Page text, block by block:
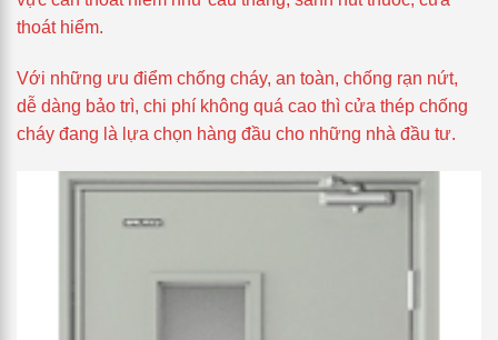
thoát hiểm.
Với những ưu điểm chống cháy, an toàn, chống rạn nứt,
dễ dàng bảo trì, chi phí không quá cao thì cửa thép chống
cháy đang là lựa chọn hàng đầu cho những nhà đầu tư.